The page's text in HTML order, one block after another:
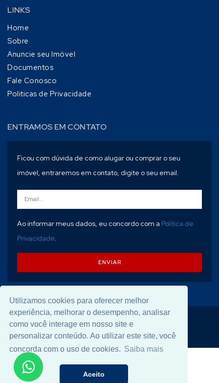
Utilizamos cookies para oferecer melhor
experiência, melhorar o desempenho, analisar
como você interage em nosso site e
personalizar conteúdo. Ao utilizar este site, você
concorda com o uso de cookies. Saiba mais
Aceito
LINKS
Home
Sobre
Anuncie seu Imóvel
Documentos
Fale Conosco
Politicas de Privacidade
ENTRAMOS EM CONTATO
Ficou com dúvida de como alugar ou comprar o seu
imóvel, entraremos em contato, digite o seu email.
Ao informar meus dados, eu concordo com a Política de
Privacidade
ENVIAR
© 2026 Desenvolvido porUniversal Software